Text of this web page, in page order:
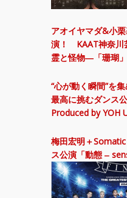
アオイヤマダ&小
演！ KAAT神奈川
霊と怪物―「珊瑚
“心が動く瞬間”を
最高に挑むダンス
Produced by YOH
梅田宏明＋
ス公演「動態 ‒